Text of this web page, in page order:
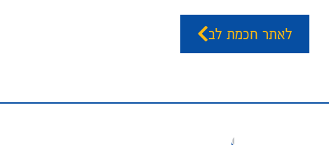
לאתר חכמת לב